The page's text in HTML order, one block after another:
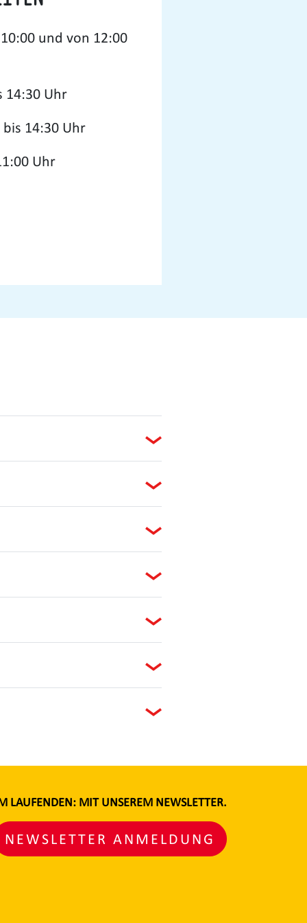
und von 12:00
14:30 Uhr
14:30 Uhr
Uhr
LAUFENDEN: MIT UNSEREM NEWSLETTER.
NEWSLETTER ANMELDUNG